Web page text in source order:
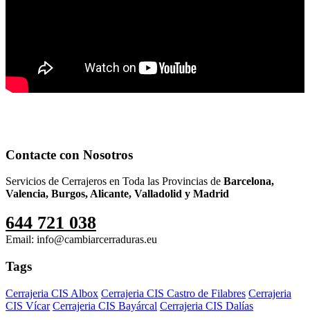
Contacte con Nosotros
Servicios de Cerrajeros en Toda las Provincias de Barcelona,
Valencia, Burgos, Alicante, Valladolid y Madrid
644 721 038
Email: info@cambiarcerraduras.eu
Tags
Cerrajeria CIS Albox Cerrajeria CIS Castro de Filabres Cerrajeria
CIS Vícar Cerrajeria CIS Bayárcal Cerrajeria CIS Dalías